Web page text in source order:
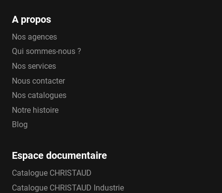
A propos
Nos agences
Qui sommes-nous ?
Nos services
Nous contacter
Nos catalogues
Notre histoire
Blog
Espace documentaire
Catalogue CHRISTAUD
Catalogue CHRISTAUD Industrie